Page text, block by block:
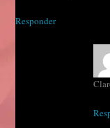
Responder